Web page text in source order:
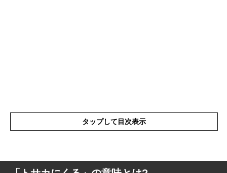
タップして目次表示